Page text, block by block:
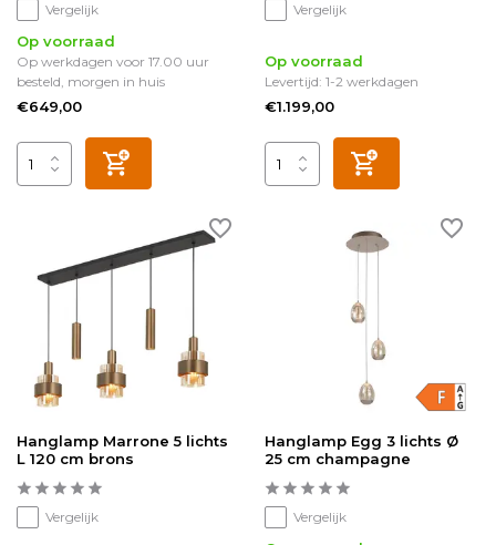
Vergelijk
Op voorraad
Op werkdagen voor 17.00 uur
besteld, morgen in huis
€649,00
Vergelijk
Op voorraad
Levertijd: 1-2 werkdagen
€1.199,00
Hanglamp Marrone 5 lichts
L 120 cm brons
Vergelijk
Hanglamp Egg 3 lichts Ø
25 cm champagne
Vergelijk